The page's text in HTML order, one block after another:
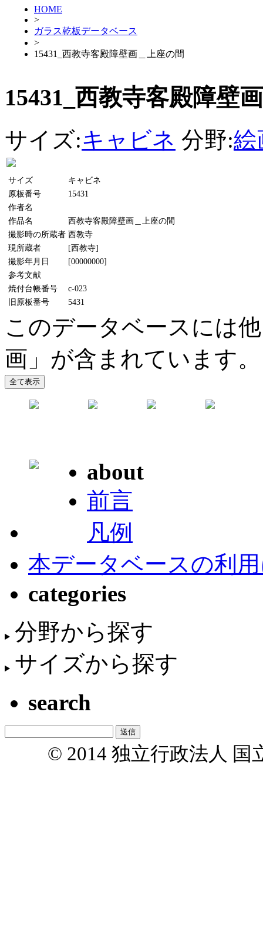
HOME
>
ガラス乾板データベース
>
15431_西教寺客殿障壁画＿上座の間
15431_西教寺客殿障壁
サイズ:キャビネ 分野:絵
サイズ
キャビネ
原板番号
15431
作者名
作品名
西教寺客殿障壁画＿上座の間
撮影時の所蔵者 西教寺
現所蔵者
[西教寺]
撮影年月日
[00000000]
参考文献
焼付台帳番号
c-023
旧原板番号
5431
このデータベースには
画」が含まれています。
about
前言
凡例
本データベースの利
categories
分野から探す
サイズから探す
search
© 2014 独立行政法人 国